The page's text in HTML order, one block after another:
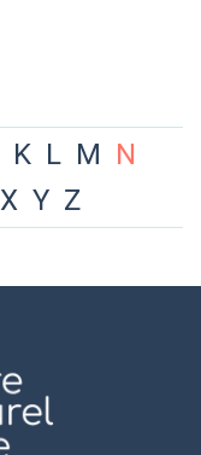
K L M N
X Y Z